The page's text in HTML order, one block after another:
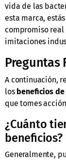
vida de las
esta marca,
compromiso real
imitaciones
Preguntas
A continuación,
los beneficios
que tomes
¿Cuánto
beneficios?
Generalmente,